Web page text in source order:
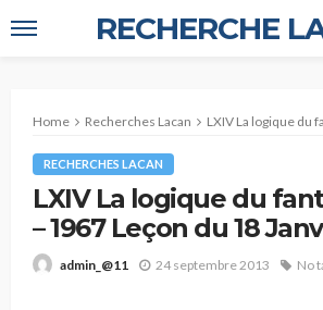
RECHERCHE
Home Recherches Lacan LXIV La logique du fantasme
RECHERCHES LACAN
LXIV La logique du
– 1967 Leçon du 18
admin_@11 24 septembre 2013 No